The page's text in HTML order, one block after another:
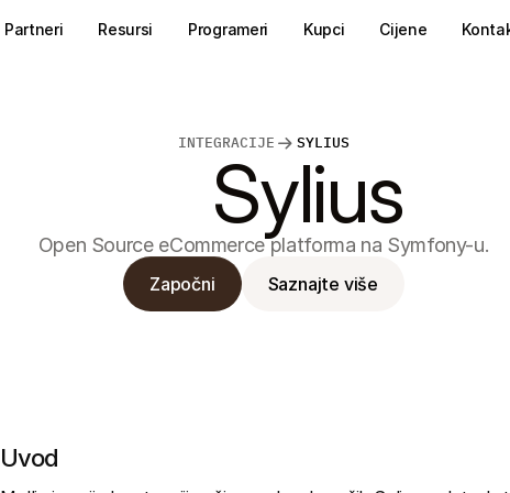
INTEGRACIJE SYLIUS
Sylius
Open Source eCommerce platforma na Symfony-u.
Započni Saznajte više
Uvod
Partneri Resursi Programeri Kupci Cijene